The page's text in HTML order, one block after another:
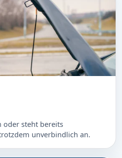
oder steht bereits
unverbindlich an.